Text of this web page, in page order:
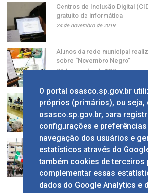
Centros de Inclusão Digital
gratuito de informática
24 de novembro de 2019
Alunos da rede municipal
sobre “Novembro Negro”
24 de novembro de 2019
Grupo apresenta ao prefeito
única de ISS
24 de novembro de 2019
Solenidade em comemoração
no Calçadão
24 de novembro de 2019
O portal osasco.sp.gov.br
próprios (primários), ou seja,
osasco.sp.gov.br, para
configurações e preferências
navegação dos usuários e
estatísticos através do
também cookies de terceiros
complementar essas
dados do Google Analytics e